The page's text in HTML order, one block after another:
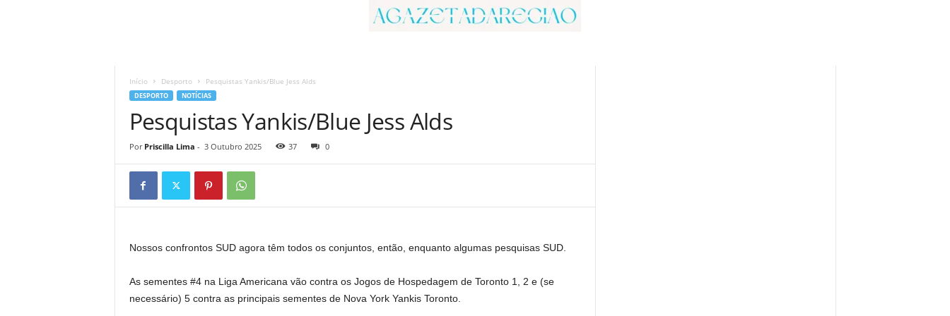
r
Início Desporto Pesquistas Yankis/Blue Jess Alds
DESPORTO NOTÍCIAS
Pesquistas Yankis/Blue Jess Alds
Por Priscilla Lima - 3 Outubro 2025 37 0
Nossos confrontos SUD agora têm todos os conjuntos, então, enquanto algumas pesquisas SUD.
As sementes #4 na Liga Americana vão contra os Jogos de Hospedagem de Toronto 1, 2 e (se
necessário) 5 contra as principais sementes de Nova York Yankis Toronto.